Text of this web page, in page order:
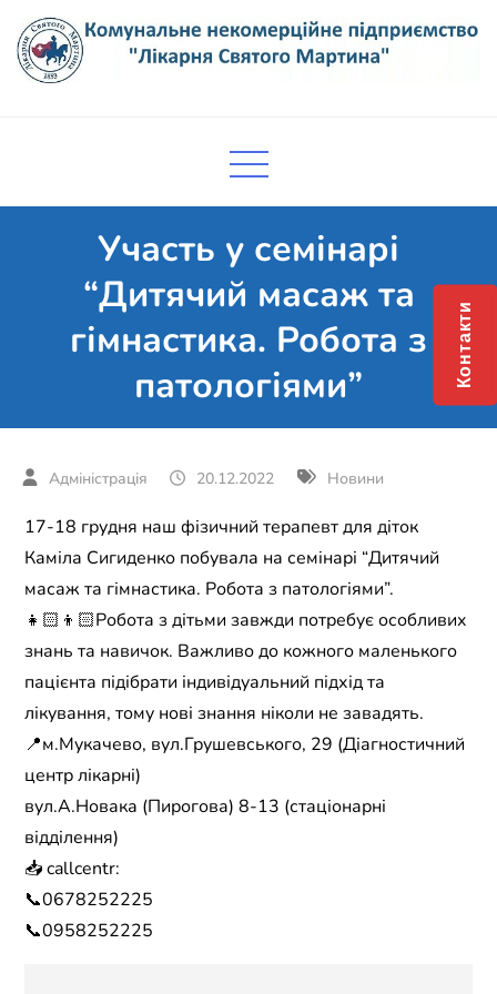
content
підприємство "Лікарня Святого
Участь у семінарі
“Дитячий масаж та
гімнастика. Робота з
патологіями”
20.12.2022 Новини
17-18 грудня наш фізичний терапевт для діток
Каміла Сигиденко побувала на семінарі “Дитячий
масаж та гімнастика. Робота з патологіями”.
👧🏻👦🏻Робота з дітьми завжди потребує особливих
знань та навичок. Важливо до кожного маленького
пацієнта підібрати індивідуальний підхід та
лікування, тому нові знання ніколи не завадять.
📍м.Мукачево, вул.Грушевського, 29 (Діагностичний
центр лікарні)
вул.А.Новака (Пирогова) 8-13 (стаціонарні
відділення)
📥 callcentr:
📞0678252225
📞0958252225
Контакти